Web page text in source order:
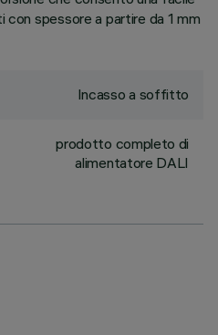
spessore a partire da 1 mm
Incasso a soffitto
prodotto completo di
alimentatore DALI